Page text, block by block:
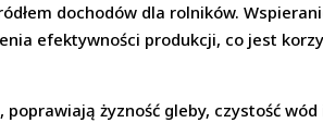
dochodów dla rolników.
efektywności produkcji, co jest
żyzność gleby, czystość